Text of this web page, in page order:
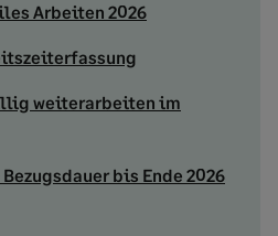
Arbeiten 2026
weiterarbeiten im
bis Ende 2026